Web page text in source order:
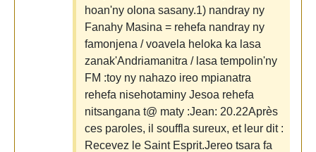
hoan'ny olona sasany.1) nandray ny
Fanahy Masina = rehefa nandray ny
famonjena / voavela heloka ka lasa
zanak'Andriamanitra / lasa tempolin'ny
FM :toy ny nahazo ireo mpianatra
rehefa nisehotaminy Jesoa rehefa
nitsangana t@ maty :Jean: 20.22Après
ces paroles, il souffla sureux, et leur dit :
Recevez le Saint Esprit.Jereo tsara fa